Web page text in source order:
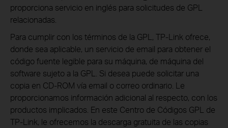
proporciona servicio en inglés para solicitudes de GPL
relacionadas.
Para cumplir con los términos de la GPL, TP-Link ofrece,
donde sea aplicable, un servicio de email para obtener el
código fuente legible para su máquina, de máquina del
software sujeto a la GPL. Si desea puede solicitar una
copia en CD-ROM vía email o correo ordinario. Le
proporcionamos información adicional al respecto, con los
productos implicados. En este Centro de Códigos GPL de
TP-Link, le ofrecemos la descarga gratuita de las copias